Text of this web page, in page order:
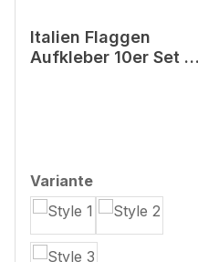
Italien Flaggen
Aufkleber 10er Set -
Varianteauswählen